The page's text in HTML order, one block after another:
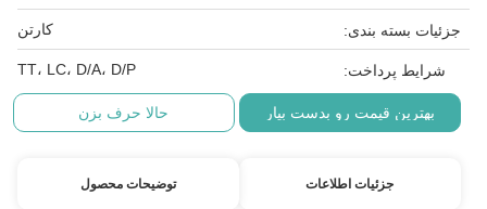
جزئیات بسته بندی: کارتن
شرایط پرداخت: TT، LC، D/A، D/P
بهترین قیمت رو بدست بیار حالا حرف بزن
جزئیات اطلاعات توضیحات محصول